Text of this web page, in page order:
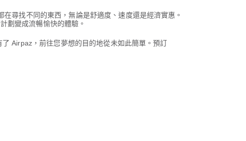
尋找不同的東西，無論是舒適度、速度還是經濟實惠。
劃變成流暢愉快的體驗。
Airpaz，前往您夢想的目的地從未如此簡單。預訂